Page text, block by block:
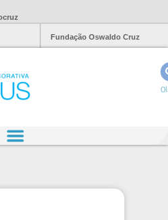
Fundação Oswaldo Cruz